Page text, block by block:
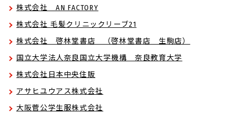
株式会社 AN FACTORY
株式会社 毛髪クリニックリーブ21
株式会社 啓林堂書店 （啓林堂書店 生駒店）
国立大学法人奈良国立大学機構 奈良教育大学
株式会社日本中央住販
アサヒユウアス株式会社
大阪菅公学生服株式会社